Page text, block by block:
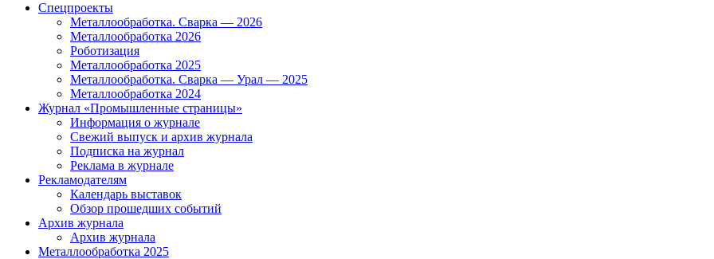
Спецпроекты
Металлообработка. Сварка — 2026
Металлообработка 2026
Роботизация
Металлообработка 2025
Металлообработка. Сварка — Урал — 2025
Металлообработка 2024
Журнал «Промышленные страницы»
Информация о журнале
Свежий выпуск и архив журнала
Подписка на журнал
Реклама в журнале
Рекламодателям
Календарь выставок
Обзор прошедших событий
Архив журнала
Архив журнала
Металлообработка 2025